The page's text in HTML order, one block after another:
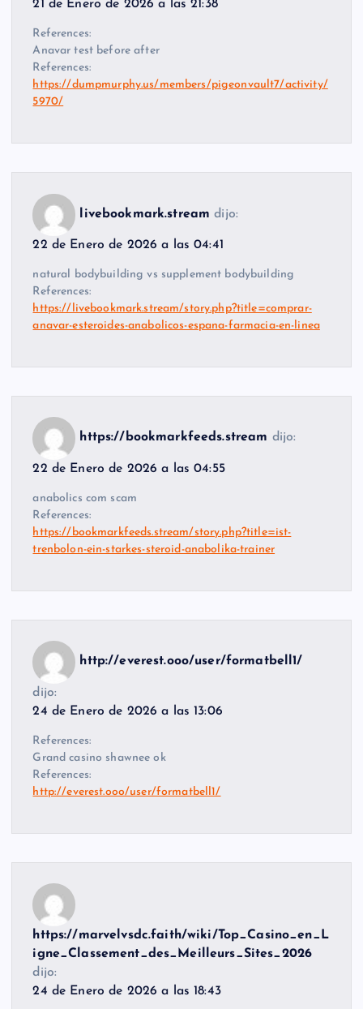
21 de Enero de 2026 a las 21:38
References:
Anavar test before after
References:
https://dumpmurphy.us/members/pigeonvault7/activity/
5970/
livebookmark.stream dijo:
22 de Enero de 2026 a las 04:41
natural bodybuilding vs supplement bodybuilding
References:
https://livebookmark.stream/story.php?title=comprar-
anavar-esteroides-anabolicos-espana-farmacia-en-linea
https://bookmarkfeeds.stream dijo:
22 de Enero de 2026 a las 04:55
anabolics com scam
References:
https://bookmarkfeeds.stream/story.php?title=ist-
trenbolon-ein-starkes-steroid-anabolika-trainer
http://everest.ooo/user/formatbell1/
dijo:
24 de Enero de 2026 a las 13:06
References:
Grand casino shawnee ok
References:
http://everest.ooo/user/formatbell1/
https://marvelvsdc.faith/wiki/Top_Casino_en_L
igne_Classement_des_Meilleurs_Sites_2026
dijo:
24 de Enero de 2026 a las 18:43